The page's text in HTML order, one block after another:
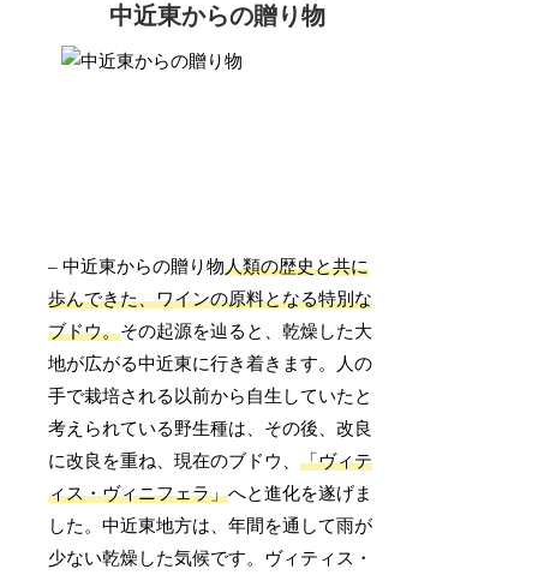
中近東からの贈り物
– 中近東からの贈り物人類の歴史と共に
歩んできた、ワインの原料となる特別な
ブドウ。その起源を辿ると、乾燥した大
地が広がる中近東に行き着きます。人の
手で栽培される以前から自生していたと
考えられている野生種は、その後、改良
に改良を重ね、現在のブドウ、「ヴィテ
ィス・ヴィニフェラ」へと進化を遂げま
した。中近東地方は、年間を通して雨が
少ない乾燥した気候です。ヴィティス・